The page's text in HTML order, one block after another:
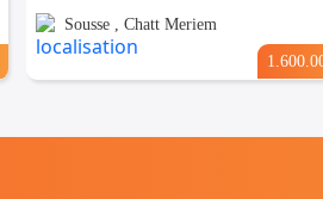
Sousse , Chatt Meriem